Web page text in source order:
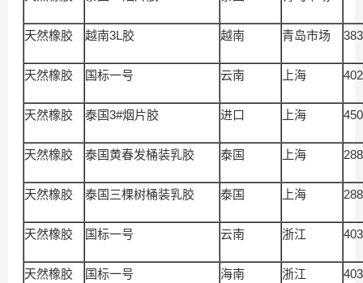
天然橡胶 越南3L胶 越南 青岛市场
天然橡胶 国标一号 云南 上海
天然橡胶 泰国3#烟片胶 进口 上海
天然橡胶 泰国黄春发桶装乳胶 泰国 上海
天然橡胶 泰国三棵树桶装乳胶 泰国 上海
天然橡胶 国标一号 云南 浙江
天然橡胶 国标一号 海南 浙江